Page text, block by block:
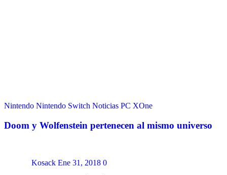
Nintendo Nintendo Switch Noticias PC XOne
Doom y Wolfenstein pertenecen al mismo universo
Kosack Ene 31, 2018 0